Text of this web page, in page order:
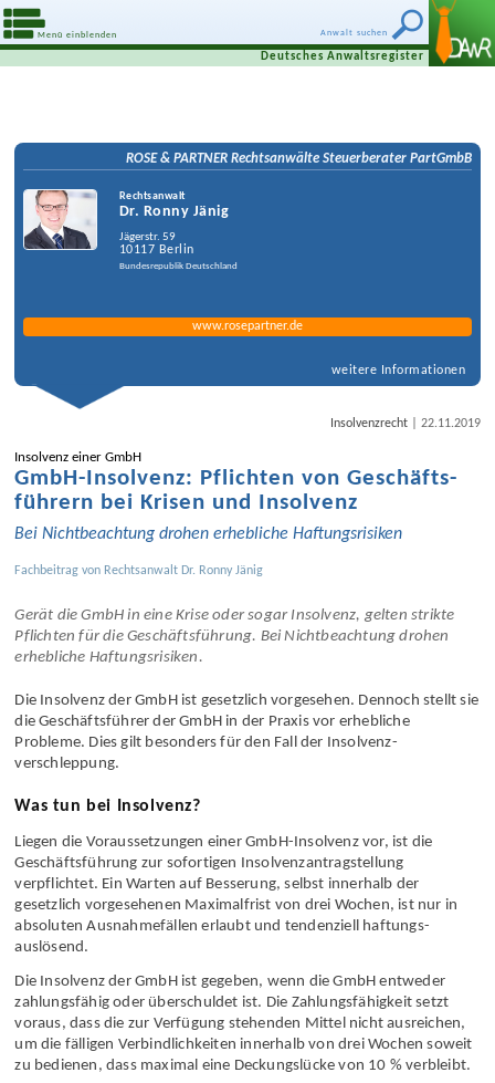
Anwalt suchen
Menü einblenden
Deutsches Anwaltsregister
ROSE & PARTNER Rechtsanwälte Steuerberater PartGmbB
Rechtsanwalt
Dr. Ronny Jänig
Jägerstr. 59
10117 Berlin
Bundesrepublik Deutschland
www.rosepartner.de
weitere Informationen
Insolvenzrecht| 22.11.2019
Insolvenz einer GmbH
GmbH-Insolvenz: Pflichten von Geschäfts­
führern bei Krisen und Insolvenz
Bei Nicht­beachtung drohen erhebliche Haftungs­risiken
Fachbeitrag von Rechtsanwalt Dr. Ronny Jänig
Gerät die GmbH in eine Krise oder sogar Insolvenz, gelten strikte
Pflichten für die Geschäfts­führung. Bei Nicht­beachtung drohen
erhebliche Haftungs­risiken.
Die Insolvenz der GmbH ist gesetzlich vorgesehen. Dennoch stellt sie
die Geschäfts­führer der GmbH in der Praxis vor erhebliche
Probleme. Dies gilt besonders für den Fall der Insolvenz­
verschleppung.
Was tun bei Insolvenz?
Liegen die Voraus­setzungen einer GmbH-Insolvenz vor, ist die
Geschäfts­führung zur sofortigen Insolvenz­antrag­stellung
verpflichtet. Ein Warten auf Besserung, selbst innerhalb der
gesetzlich vorgesehenen Maximal­frist von drei Wochen, ist nur in
absoluten Ausnahme­fällen erlaubt und tendenziell haftungs­
auslösend.
Die Insolvenz der GmbH ist gegeben, wenn die GmbH entweder
zahlungs­fähig oder überschuldet ist. Die Zahlungs­fähigkeit setzt
voraus, dass die zur Verfügung stehenden Mittel nicht ausreichen,
um die fälligen Verbindlichkeiten innerhalb von drei Wochen soweit
zu bedienen, dass maximal eine Deckungs­lücke von 10 % verbleibt.